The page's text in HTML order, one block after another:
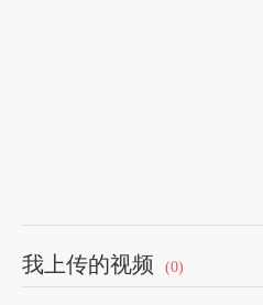
我上传的视频 (0)